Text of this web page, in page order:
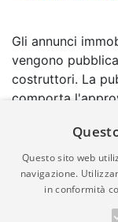
Gli annunci
vengono
costruttori. La
comporta
garanzia da
quindi non è
correttezza,
materia di
suddetti annunci.
Questo sito web
navigazione.
in conformità